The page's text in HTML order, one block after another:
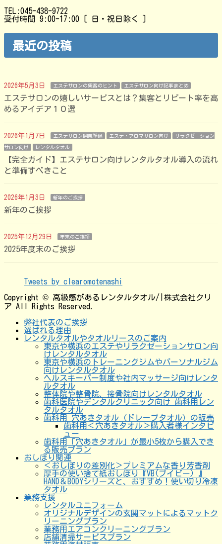
TEL:045-438-9722
受付時間 9:00-17:00 [ 日・祝日除く ]
最近の投稿
2026年5月3日 エステサロンの集客のヒント エステサロン向け記事まとめ
エステサロンの嬉しいサービスとは？集客とリピート率を高
めるアイデア１０選
2026年1月7日 エステサロン開業準備 エステ・アロマサロン向け リラクゼーション
サロン向け レンタルタオル
【完全ガイド】エステサロン向けレンタルタオル導入の流れ
と準備すべきこと
2026年1月3日 新年のご挨拶
新年のご挨拶
2025年12月29日 年末のご挨拶
2025年度末のご挨拶
Tweets by clearomotenashi
Copyright © 高級感があるレンタルタオル/|株式会社クリ
ア All Rights Reserved.
弊社代表のご挨拶
選ばれる理由
レンタルタオルやタオルリースのご案内
東京や横浜のエステやリラクゼーションサロン向
けレンタルタオル
東京や横浜のトレーニングジムやパーソナルジム
向けレンタルタオル
ヘルスキーパー制度や社内マッサージ向けレンタ
ルタオル
整体院や整骨院、接骨院向けレンタルタオル
歯科医院やデンタルクリニック向け 歯科用レン
タルタオル
歯科用 穴あきタオル（ドレープタオル）の販売
歯科用＜穴あきタオル＞購入者様インタビ
ュー
歯科用「穴あきタオル」が最小5枚から購入でき
る販売プラン
おしぼり関連
＜おしぼりの差別化＞プレミアムな香り芳香剤
厚手の使い捨て紙おしぼり『VB(ブイビー) 』
HAND＆BODYシリーズと、おすすめ！使い切り冷凍
タオル
業務支援
レンタルユニフォーム
オリジナルデザインの玄関マットによるマットク
リーニングプラン
業務用エアコンクリーニングプラン
店舗清掃サービスプラン